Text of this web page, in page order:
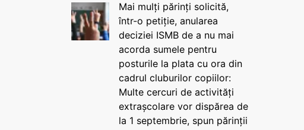
Mai mulți părinți solicită,
într-o petiție, anularea
deciziei ISMB de a nu mai
acorda sumele pentru
posturile la plata cu ora din
cadrul cluburilor copiilor:
Multe cercuri de activități
extrașcolare vor dispărea de
la 1 septembrie, spun părinții